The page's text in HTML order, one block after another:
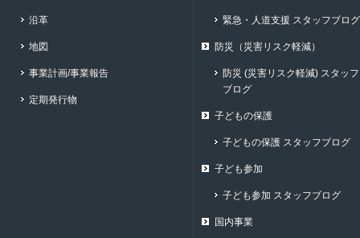
沿革
地図
事業計画/事業報告
定期発行物
緊急・人道支援 スタッフブログ
防災（災害リスク軽減）
防災 (災害リスク軽減) スタッフ
ブログ
子どもの保護
子どもの保護 スタッフブログ
子ども参加
子ども参加 スタッフブログ
国内事業